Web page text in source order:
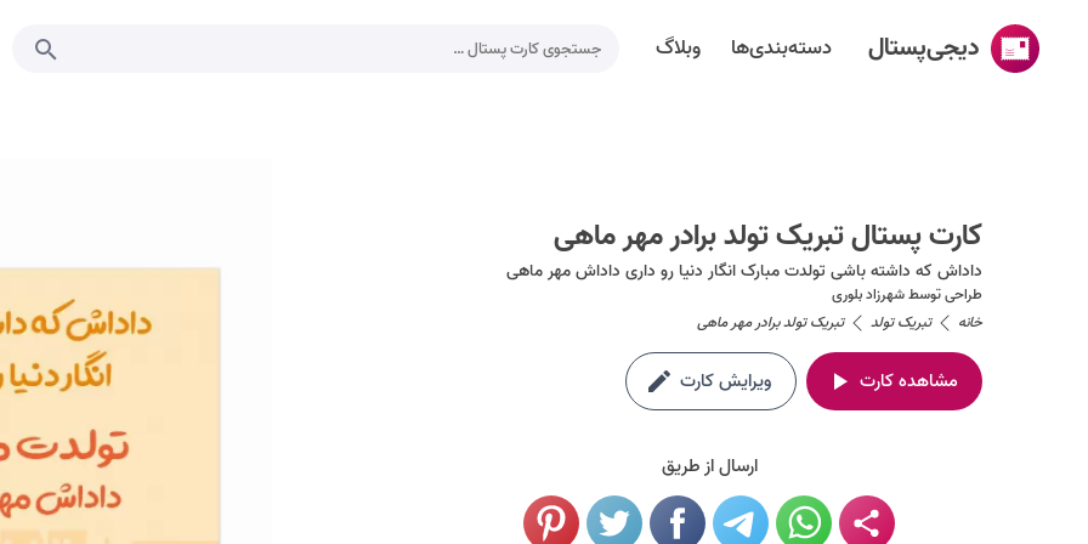
دیجی‌پستال دسته‌بندی‌ها وبلاگ
دسته‌بندی‌ها
تقویم مناسبت ها
کارت پستال تبریک تولد برادر مهر ماهی
داداش که داشته باشی تولدت مبارک انگار دنیا رو داری داداش مهر ماهی
طراحی توسطشهرزاد بلوری
خانه
تبریک تولد تبریک تولد برادر مهر ماهی
مشاهده کارت ویرایش کارت
ارسال از طریق